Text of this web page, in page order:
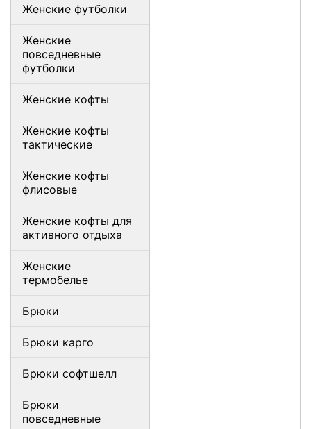
Женские футболки
Женские
повседневные
футболки
Женские кофты
Женские кофты
тактические
Женские кофты
флисовые
Женские кофты для
активного отдыха
Женские
термобелье
Брюки
Брюки карго
Брюки софтшелл
Брюки
повседневные